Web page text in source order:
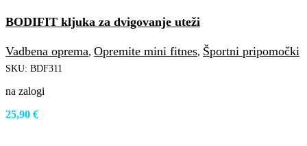
BODIFIT kljuka za dvigovanje uteži
Vadbena oprema, Opremite mini fitnes, Športni pripomočki
SKU: BDF311
na zalogi
25,90 €